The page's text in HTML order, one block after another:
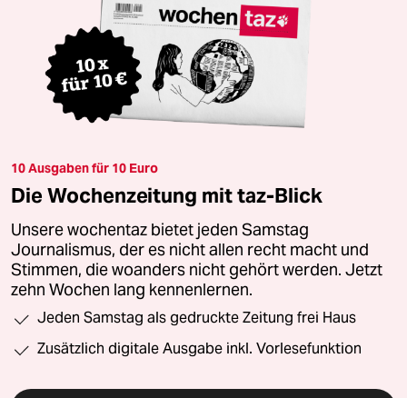
10 Ausgaben für 10 Euro
Die Wochenzeitung mit taz-Blick
Unsere wochentaz bietet jeden Samstag
Journalismus, der es nicht allen recht macht und
Stimmen, die woanders nicht gehört werden. Jetzt
zehn Wochen lang kennenlernen.
Jeden Samstag als gedruckte Zeitung frei Haus
Zusätzlich digitale Ausgabe inkl. Vorlesefunktion